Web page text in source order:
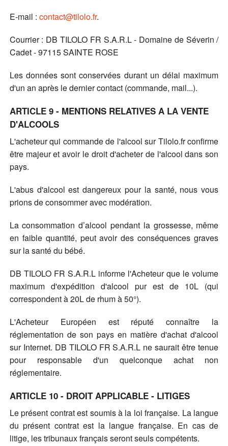
E-mail : contact@tilolo.fr.
Courrier : DB TILOLO FR S.A.R.L - Domaine de Séverin /
Cadet - 97115 SAINTE ROSE
Les données sont conservées durant un délai maximum
d'un an après le dernier contact (commande, mail...).
ARTICLE 9 - MENTIONS RELATIVES A LA VENTE
D'ALCOOLS
L'acheteur qui commande de l'alcool sur Tilolo.fr confirme
être majeur et avoir le droit d'acheter de l'alcool dans son
pays.
L'abus d'alcool est dangereux pour la santé, nous vous
prions de consommer avec modération.
La consommation d’alcool pendant la grossesse, même
en faible quantité, peut avoir des conséquences graves
sur la santé du bébé.
DB TILOLO FR S.A.R.L informe l'Acheteur que le volume
maximum d'expédition d'alcool pur est de 10L (qui
correspondent à 20L de rhum à 50°).
L'Acheteur Européen est réputé connaître la
réglementation de son pays en matière d'achat d'alcool
sur Internet. DB TILOLO FR S.A.R.L ne saurait être tenue
pour responsable d'un quelconque achat non
réglementaire.
ARTICLE 10 - DROIT APPLICABLE - LITIGES
Le présent contrat est soumis à la loi française. La langue
du présent contrat est la langue française. En cas de
litige, les tribunaux français seront seuls compétents.